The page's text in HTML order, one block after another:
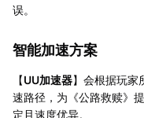
误。
智能加速方案
【UU加速器】会根据玩家
速路径，为《公路救赎》
定且速度优异。